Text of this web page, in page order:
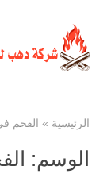
الرئيسية » الفحم
الوسم: